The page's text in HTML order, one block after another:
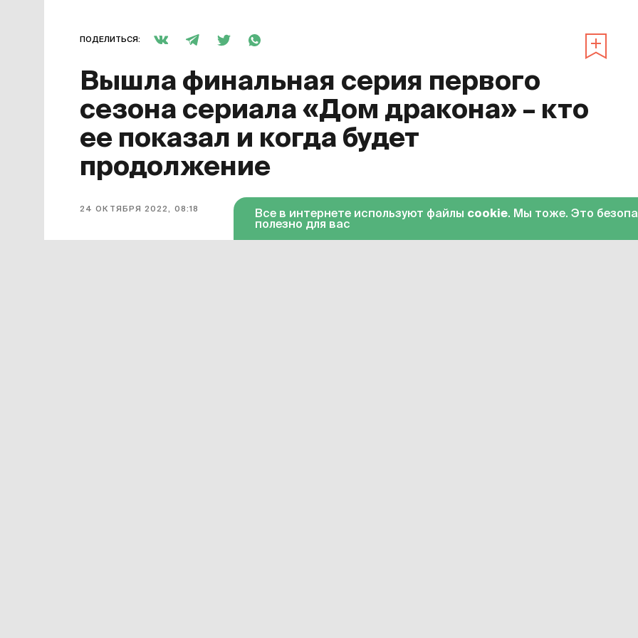
ПОДЕЛИТЬСЯ:
Вышла финальная серия первого
сезона сериала «Дом дракона» – кто
ее показал и когда будет
продолжение
24 ОКТЯБРЯ 2022, 08:18 0
Все в интернете используют файлы cookie. Мы тоже. Это
полезно для вас